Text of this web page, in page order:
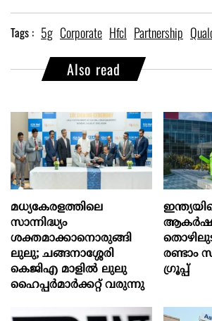
Tags : 5g Corporate Hfcl Partnership
Also read
മധ്യകേരളത്തിലെ
സാന്നിദ്ധ്യം
ശക്തമാക്കാനൊരുങ്ങി
ലുലു; ചങ്ങനാശ്ശേരി
കെജിഎ മാളിൽ ലുലു
ഹൈപ്പർമാർക്കറ്റ് വരുന്നു
രണ്ടാം
ഗ്രൂപ്പ്